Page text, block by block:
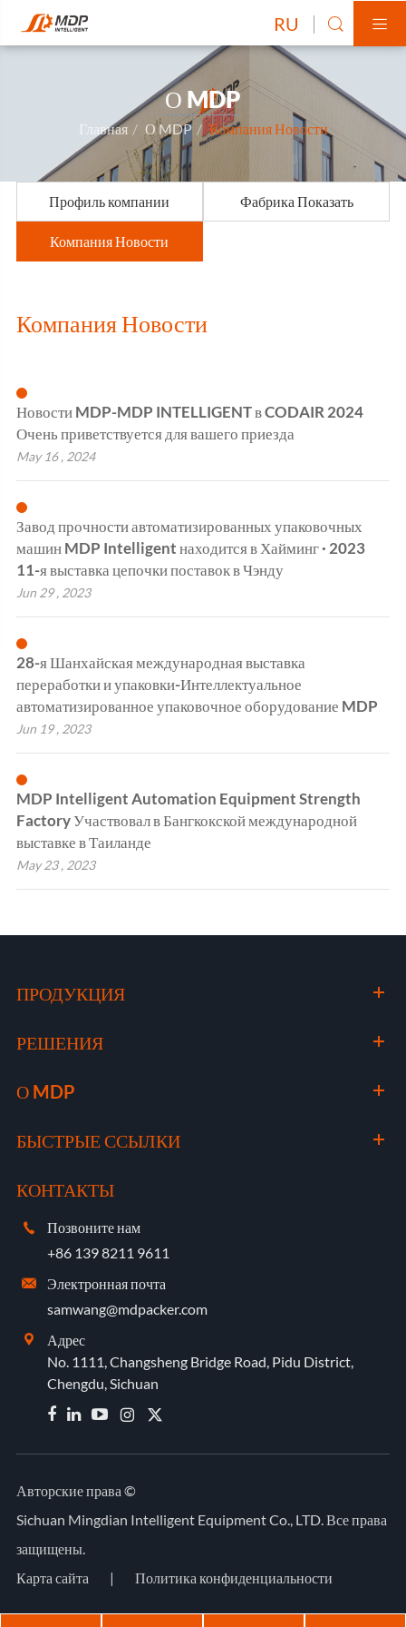
RU  
О MDP
Главная О MDP Компания Новости
Профиль компании Фабрика Показать
Компания Новости
Компания Новости
Новости MDP-MDP INTELLIGENT в CODAIR 2024
Очень приветствуется для вашего приезда
May 16 , 2024
Завод прочности автоматизированных упаковочных
машин MDP Intelligent находится в Хайминг · 2023
11-я выставка цепочки поставок в Чэнду
Jun 29 , 2023
28-я Шанхайская международная выставка
переработки и упаковки-Интеллектуальное
автоматизированное упаковочное оборудование MDP
Jun 19 , 2023
MDP Intelligent Automation Equipment Strength
Factory Участвовал в Бангкокской международной
выставке в Таиланде
May 23 , 2023
ПРОДУКЦИЯ
РЕШЕНИЯ
О MDP
БЫСТРЫЕ ССЫЛКИ
КОНТАКТЫ

Позвоните нам
+86 139 8211 9611

Электронная почта
samwang@mdpacker.com

Адрес
No. 1111, Changsheng Bridge Road, Pidu District,
Chengdu, Sichuan
 
Авторские права ©
Sichuan Mingdian Intelligent Equipment Co., LTD.Все права
защищены.
Карта сайта
| Политика конфиденциальности